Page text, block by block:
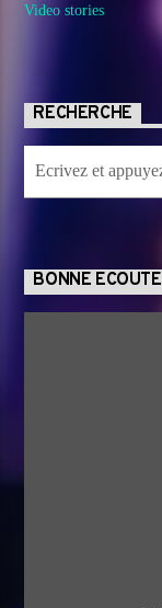
Video stories
RECHERCHE
BONNE ECOUTE